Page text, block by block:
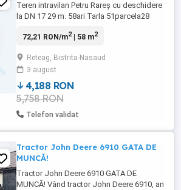
Teren intravilan Petru Rareș cu deschidere
la DN 17 29 m. 58ari Tarla 51parcela28
72,21 RON/m2| 58 m2
Reteag, Bistrita-Nasaud
3 august
4,188 RON
5,758 RON
Telefon validat
Tractor John Deere 6910 GATA DE
MUNCĂ!
Tractor John Deere 6910 GATA DE
MUNCĂ! Vând tractor John Deere 6910, an